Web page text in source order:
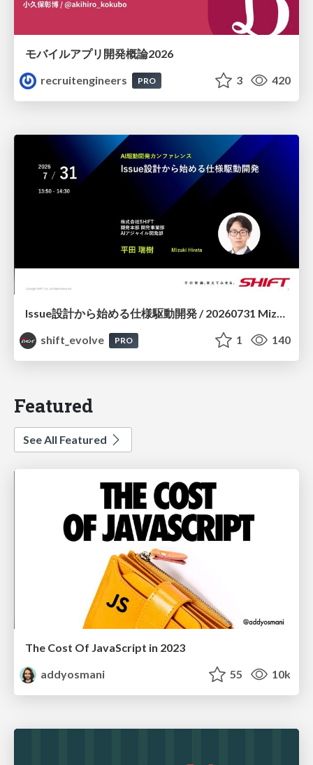
モバイルアプリ開発概論2026
recruitengineers
PRO 3 420
Issue設計から始める仕様駆動開発 / 20260731 Mizuki Hirata
shift_evolve
PRO 1 140
Featured
See All Featured
The Cost Of JavaScript in 2023
addyosmani
55 10k